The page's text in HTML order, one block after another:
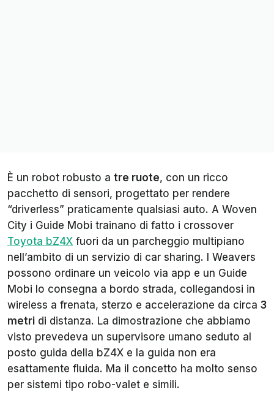
È un robot robusto a tre ruote, con un ricco
pacchetto di sensori, progettato per rendere
“driverless” praticamente qualsiasi auto. A Woven
City i Guide Mobi trainano di fatto i crossover
Toyota bZ4X fuori da un parcheggio multipiano
nell’ambito di un servizio di car sharing. I Weavers
possono ordinare un veicolo via app e un Guide
Mobi lo consegna a bordo strada, collegandosi in
wireless a frenata, sterzo e accelerazione da circa 3
metri di distanza. La dimostrazione che abbiamo
visto prevedeva un supervisore umano seduto al
posto guida della bZ4X e la guida non era
esattamente fluida. Ma il concetto ha molto senso
per sistemi tipo robo-valet e simili.